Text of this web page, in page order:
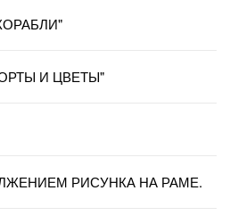
И ЦВЕТЫ"
РИСУНКА НА РАМЕ.